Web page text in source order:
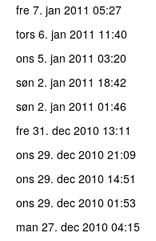
fre 7. jan 2011 05:27
tors 6. jan 2011 11:40
ons 5. jan 2011 03:20
søn 2. jan 2011 18:42
søn 2. jan 2011 01:46
fre 31. dec 2010 13:11
ons 29. dec 2010 21:09
ons 29. dec 2010 14:51
ons 29. dec 2010 01:53
man 27. dec 2010 04:15